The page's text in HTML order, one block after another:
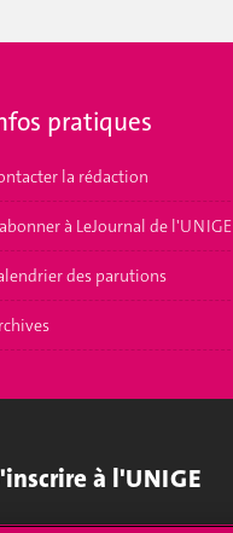
pratiques
la rédaction
à LeJournal de l'UNIGE
des parutions
à l'UNIGE